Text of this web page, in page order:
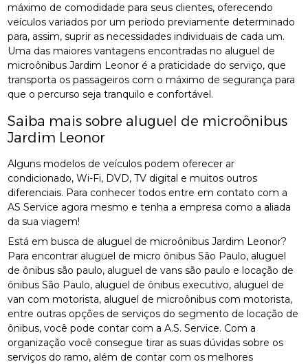
máximo de comodidade para seus clientes, oferecendo
veículos variados por um período previamente determinado
para, assim, suprir as necessidades individuais de cada um.
Uma das maiores vantagens encontradas no aluguel de
microônibus Jardim Leonor é a praticidade do serviço, que
transporta os passageiros com o máximo de segurança para
que o percurso seja tranquilo e confortável.
Saiba mais sobre aluguel de microônibus
Jardim Leonor
Alguns modelos de veículos podem oferecer ar
condicionado, Wi-Fi, DVD, TV digital e muitos outros
diferenciais. Para conhecer todos entre em contato com a
AS Service agora mesmo e tenha a empresa como a aliada
da sua viagem!
Está em busca de aluguel de microônibus Jardim Leonor?
Para encontrar aluguel de micro ônibus São Paulo, aluguel
de ônibus são paulo, aluguel de vans são paulo e locação de
ônibus São Paulo, aluguel de ônibus executivo, aluguel de
van com motorista, aluguel de microônibus com motorista,
entre outras opções de serviços do segmento de locação de
ônibus, você pode contar com a A.S. Service. Com a
organização você consegue tirar as suas dúvidas sobre os
serviços do ramo, além de contar com os melhores